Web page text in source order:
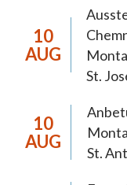
eine
müssen sich
anstehenden
Christinnen
Chemnitz, im
Vertrauen auf
gestalten.
10
AUG
St.
10
AUG
St.